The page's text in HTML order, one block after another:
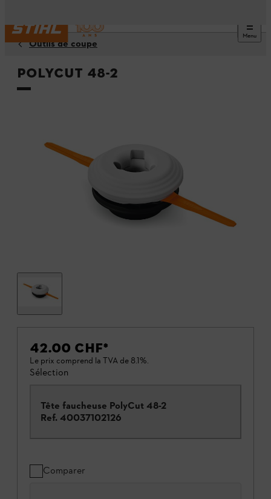
Menu
Outils de coupe
PolyCut 48-2
42.00 CHF*
Le prix comprend la TVA de 8.1%.
Sélection
Tête faucheuse PolyCut 48-2
Ref. 40037102126
Comparer